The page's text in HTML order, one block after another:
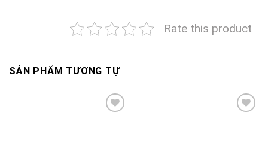
Rate this product
SẢN PHẨM TƯƠNG TỰ